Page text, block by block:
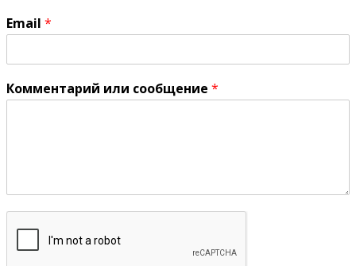
Email *
Комментарий или сообщение *